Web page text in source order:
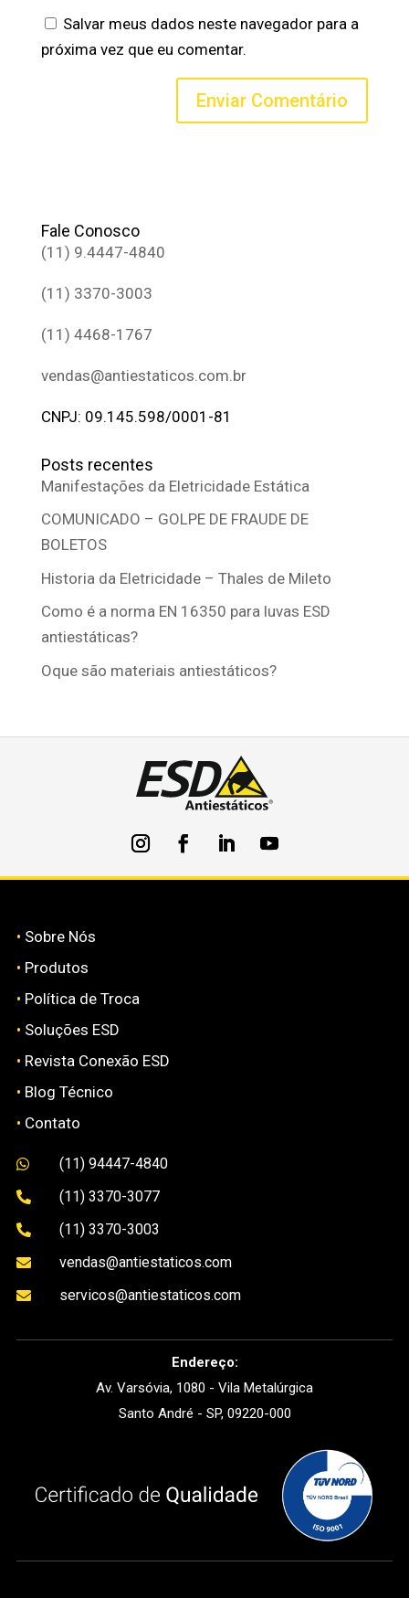
Salvar meus dados neste navegador para a
próxima vez que eu comentar.
Fale Conosco
(11) 9.4447-4840
(11) 3370-3003
(11) 4468-1767
vendas@antiestaticos.com.br
CNPJ: 09.145.598/0001-81
Posts recentes
Manifestações da Eletricidade Estática
COMUNICADO – GOLPE DE FRAUDE DE
BOLETOS
Historia da Eletricidade – Thales de Mileto
Como é a norma EN 16350 para luvas ESD
antiestáticas?
Oque são materiais antiestáticos?
• Sobre Nós
• Produtos
• Política de Troca
• Soluções ESD
• Revista Conexão ESD
• Blog Técnico
• Contato
 (11) 94447-4840
 (11) 3370-3077
 (11) 3370-3003
 vendas@antiestaticos.com
 servicos@antiestaticos.com
Endereço:
Av. Varsóvia, 1080 - Vila Metalúrgica
Santo André - SP, 09220-000